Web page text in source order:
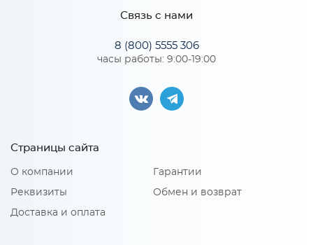
Связь с нами
8 (800) 5555 306
часы работы: 9:00-19:00
Страницы сайта
О компании
Реквизиты
Доставка и оплата
Гарантии
Обмен и возврат